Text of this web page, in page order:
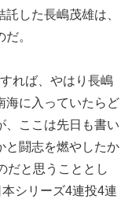
した長嶋茂雄は、
。
れば、やはり長嶋
海に入っていたらど
、ここは先日も書い
と闘志を燃やしたか
だと思うこととし
シリーズ4連投4連